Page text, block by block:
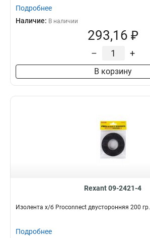
Подробнее
Наличие: В наличии
293,16 ₽
– +
В корзину
Rexant 09-2421-4
Изолента х/б Proconnect двусторонняя 200 гр.
Подробнее